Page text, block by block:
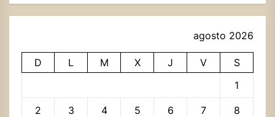
agosto 2026
D L M X J V
S
1
2 3 4 5 6 7 8